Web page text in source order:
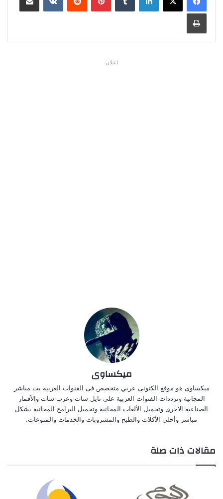
طباعة
اعلان
ميكساوى
ميكساوى هو موقع الكتونى عربي متخصص فى القنوات العربية بث مباشر
المجانية وترددات القنوات العربية على نايل سات وعرب سات والأقمار
الصناعية الاخرى وتحميل الألعاب المجانية وتحميل البرامج المجانية بشكل
مباشر وأحلى الأكلات والطبخ والمشروبات والخدمات والمنوعات.
مقالات ذات صلة